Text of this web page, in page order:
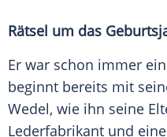
Rätsel um das
Er war schon immer
beginnt bereits mit
Wedel, wie ihn seine
Lederfabrikant und